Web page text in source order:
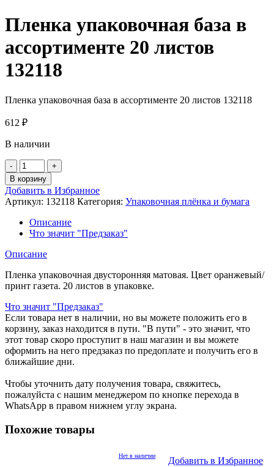
Пленка упаковочная база в
ассортименте 20 листов
132118
Пленка упаковочная база в ассортименте 20 листов 132118
612 ₽
В наличии
Количество
товара
Пленка
упаковочная
база
в
ассортименте
листов
В корзину
Добавить в Избранное
Артикул: 132118 Категория: Упаковочная плёнка и бумага
Описание
Что значит "Предзаказ"
Описание
Пленка упаковочная двусторонняя матовая. Цвет оранжевый/
принт газета. 20 листов в упаковке.
Что значит "Предзаказ"
Если товара нет в наличии, но вы можете положить его в
корзину, заказ находится в пути. "В пути" - это значит, что
этот товар скоро проступит в наш магазин и вы можете
оформить на него предзаказ по предоплате и получить его в
ближайшие дни.
Чтобы уточнить дату получения товара, свяжитесь,
пожалуйста с нашим менеджером по кнопке перехода в
WhatsApp в правом нижнем углу экрана.
Похожие товары
Нет в наличии Добавить в Избранное